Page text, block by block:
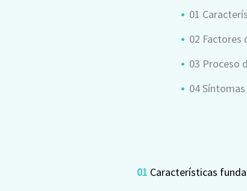
01
02 Factores
03 Proceso
04
01 Características